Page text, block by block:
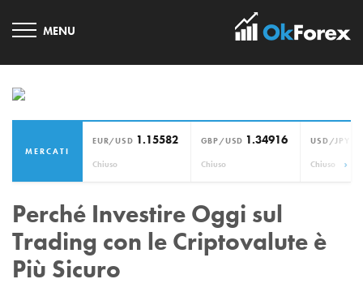
MERCATI
EUR/USD 1.15582
Chiuso
GBP/USD 1.34916
Chiuso
USD/JPY
Chiuso ›
Perché Investire Oggi sul
Trading con le Criptovalute è
Più Sicuro